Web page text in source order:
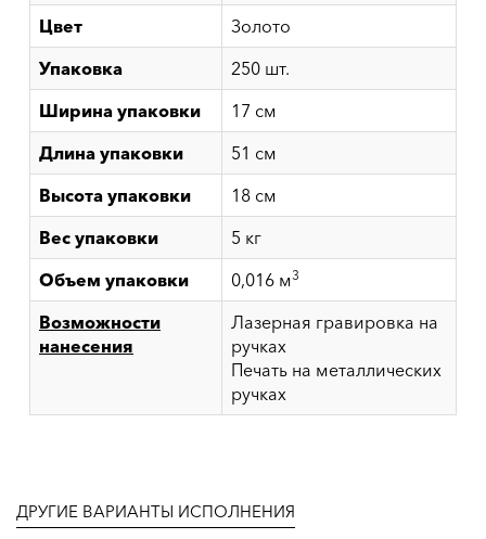
Цвет
Золото
Упаковка
250 шт.
Ширина упаковки
17 см
Длина упаковки
51 см
Высота упаковки
18 см
Вес упаковки
5 кг
Объем упаковки
0,016 м3
Возможности
нанесения
Лазерная гравировка на
ручках
Печать на металлических
ручках
ДРУГИЕ ВАРИАНТЫ ИСПОЛНЕНИЯ